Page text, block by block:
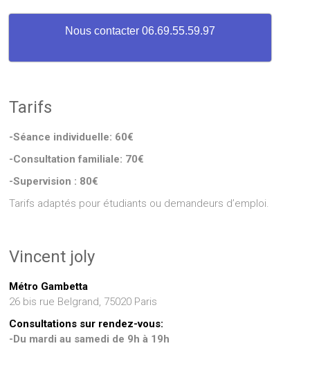
Nous contacter 06.69.55.59.97
Tarifs
-Séance individuelle: 60€
-Consultation familiale: 70€
-Supervision : 80€
Tarifs adaptés pour étudiants ou demandeurs d’emploi.
Vincent joly
Métro Gambetta
26 bis rue Belgrand, 75020 Paris
Consultations sur rendez-vous:
-Du mardi au samedi de 9h à 19h